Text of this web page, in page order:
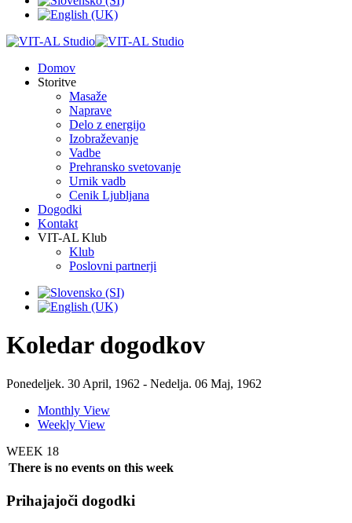
Domov
Storitve
Masaže
Naprave
Delo z energijo
Izobraževanje
Vadbe
Prehransko svetovanje
Urnik vadb
Cenik Ljubljana
Dogodki
Kontakt
VIT-AL Klub
Klub
Poslovni partnerji
Koledar dogodkov
Ponedeljek. 30 April, 1962 - Nedelja. 06 Maj, 1962
Monthly View
Weekly View
WEEK 18
There is no events on this week
Prihajajoči dogodki